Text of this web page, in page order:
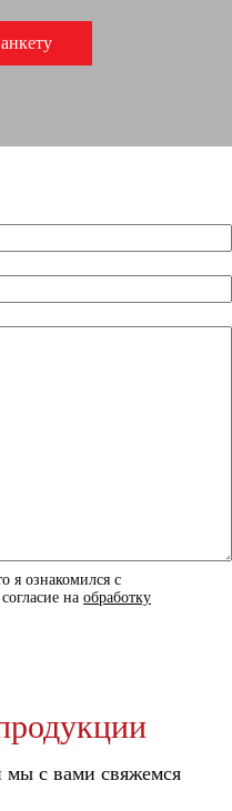
я ознакомился с
на обработку
мы с вами свяжемся